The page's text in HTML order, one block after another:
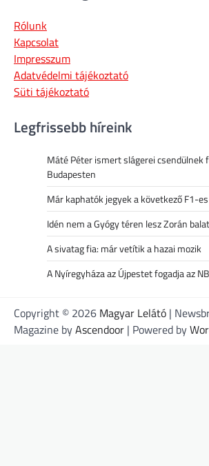
Rólunk
Kapcsolat
Impresszum
Adatvédelmi tájékoztató
Süti tájékoztató
Legfrissebb híreink
Máté Péter ismert slágerei csendülnek
Budapesten
Már kaphatók jegyek a következő F1-
Idén nem a Gyógy téren lesz Zorán
A sivatag fia: már vetítik a hazai mozik
A Nyíregyháza az Újpestet fogadja az
Copyright © 2026 Magyar Lelátó |
Magazine byAscendoor | Powered by